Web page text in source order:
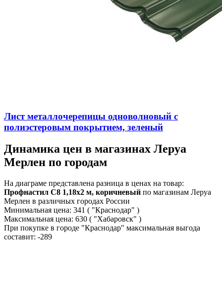
Лист металлочерепицы одноволновый с
полиэстеровым покрытием, зеленый
Динамика цен в магазинах Леруа
Мерлен по городам
На диаграме представлена разница в ценах на товар:
Профнастил С8 1,18x2 м, коричневый по магазинам Леруа
Мерлен в различных городах России
Минимальная цена: 341 ( "Краснодар" )
Максимальная цена: 630 ( "Хабаровск" )
При покупке в городе "Краснодар" максимальная выгода
составит: -289